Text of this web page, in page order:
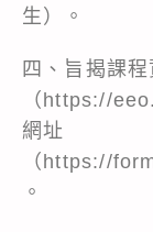
生）。
四、旨揭課
（https://
網址
（https://
。